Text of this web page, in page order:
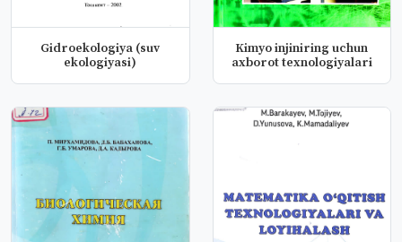
Gidroekologiya (suv
ekologiyasi)
Kimyo injiniring uchun
axborot texnologiyalari